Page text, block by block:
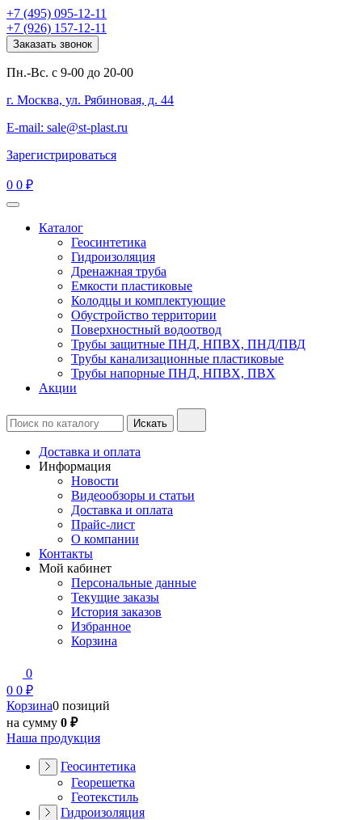
+7 (495) 095-12-11
+7 (926) 157-12-11
Заказать звонок
Пн.-Вс. с 9-00 до 20-00
г. Москва, ул. Рябиновая, д. 44
E-mail: sale@st-plast.ru
Зарегистрироваться
0 0 ₽
Каталог
Геосинтетика
Гидроизоляция
Дренажная труба
Емкости пластиковые
Колодцы и комплектующие
Обустройство территории
Поверхностный водоотвод
Трубы защитные ПНД, НПВХ, ПНД/ПВД
Трубы канализационные пластиковые
Трубы напорные ПНД, НПВХ, ПВХ
Акции
Доставка и оплата
Информация
Новости
Видеообзоры и статьи
Доставка и оплата
Прайс-лист
О компании
Контакты
Мой кабинет
Персональные данные
Текущие заказы
История заказов
Избранное
Корзина
0
0 0 ₽
Корзина0 позиций
на сумму 0 ₽
Наша продукция
Геосинтетика
Георешетка
Геотекстиль
Гидроизоляция